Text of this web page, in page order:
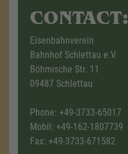
CONTACT:
Eisenbahnverein
Bahnhof Schlettau e.V.
Böhmische Str. 11
09487 Schlettau
Phone: +49-3733-65017
Mobil: +49-162-1807739
Fax: +49-3733-671582